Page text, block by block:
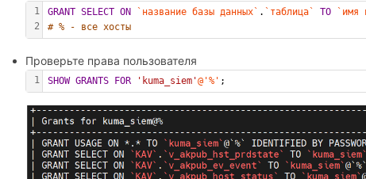
1
2
GRANT SELECT ON `название базы данных` . `таблица` TO `имя
# % - все хосты
Проверьте права пользователя
1 SHOW GRANTS FOR 'kuma_siem'@'%' ;